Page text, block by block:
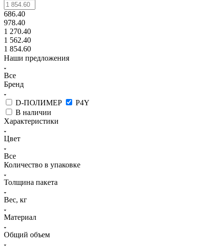
686.40
978.40
1 270.40
1 562.40
1 854.60
Наши предложения
Все
Бренд
D-ПОЛИМЕР
P4Y
В наличии
Характеристики
Цвет
Все
Количество в упаковке
Толщина пакета
Вес, кг
Материал
Общий объем